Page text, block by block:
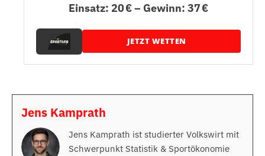
Einsatz: 20 € – Gewinn: 37 €
JETZT WETTEN
Jens Kamprath
Jens Kamprath ist studierter Volkswirt mit
Schwerpunkt Statistik & Sportökonomie